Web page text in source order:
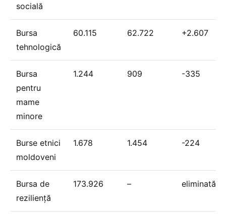
socială
Bursa
tehnologică
60.115 62.722 +2.607
Bursa
pentru
mame
minore
1.244 909 -335
Burse etnici
moldoveni
1.678 1.454 -224
Bursa de
reziliență
173.926 – eliminată